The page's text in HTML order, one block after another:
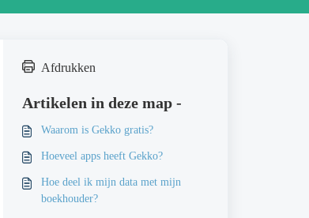
Afdrukken
Artikelen in deze map -
Waarom is Gekko gratis?
Hoeveel apps heeft Gekko?
Hoe deel ik mijn data met mijn
boekhouder?